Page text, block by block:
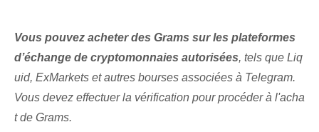
Vous pouvez acheter des Grams sur les plateformes
d’échange de cryptomonnaies autorisées, tels que Liq
uid, ExMarkets et autres bourses associées à Telegram.
Vous devez effectuer⁤ la vérification pour ⁤procéder à l'acha
t de Grams.